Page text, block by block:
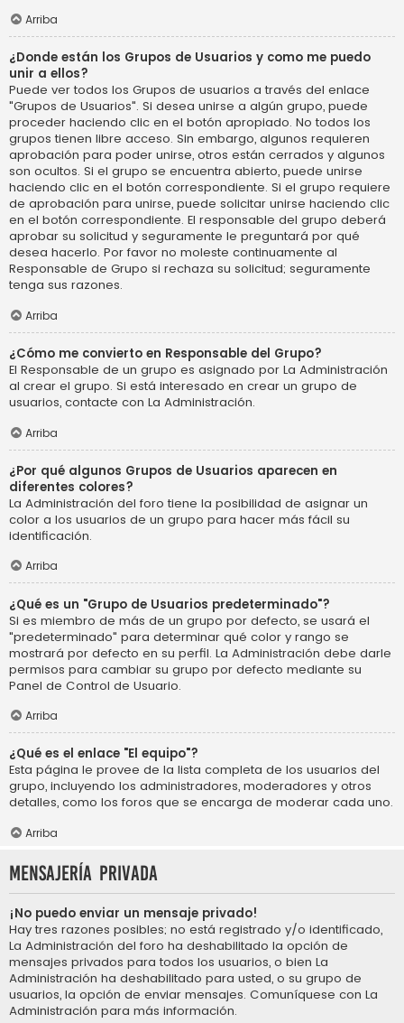
Arriba
¿Donde están los Grupos de Usuarios y como me puedo
unir a ellos?
Puede ver todos los Grupos de usuarios a través del enlace
"Grupos de Usuarios". Si desea unirse a algún grupo, puede
proceder haciendo clic en el botón apropiado. No todos los
grupos tienen libre acceso. Sin embargo, algunos requieren
aprobación para poder unirse, otros están cerrados y algunos
son ocultos. Si el grupo se encuentra abierto, puede unirse
haciendo clic en el botón correspondiente. Si el grupo requiere
de aprobación para unirse, puede solicitar unirse haciendo clic
en el botón correspondiente. El responsable del grupo deberá
aprobar su solicitud y seguramente le preguntará por qué
desea hacerlo. Por favor no moleste continuamente al
Responsable de Grupo si rechaza su solicitud; seguramente
tenga sus razones.
Arriba
¿Cómo me convierto en Responsable del Grupo?
El Responsable de un grupo es asignado por La Administración
al crear el grupo. Si está interesado en crear un grupo de
usuarios, contacte con La Administración.
Arriba
¿Por qué algunos Grupos de Usuarios aparecen en
diferentes colores?
La Administración del foro tiene la posibilidad de asignar un
color a los usuarios de un grupo para hacer más fácil su
identificación.
Arriba
¿Qué es un "Grupo de Usuarios predeterminado"?
Si es miembro de más de un grupo por defecto, se usará el
"predeterminado" para determinar qué color y rango se
mostrará por defecto en su perfil. La Administración debe darle
permisos para cambiar su grupo por defecto mediante su
Panel de Control de Usuario.
Arriba
¿Qué es el enlace "El equipo"?
Esta página le provee de la lista completa de los usuarios del
grupo, incluyendo los administradores, moderadores y otros
detalles, como los foros que se encarga de moderar cada uno.
Arriba
Mensajería privada
¡No puedo enviar un mensaje privado!
Hay tres razones posibles; no está registrado y/o identificado,
La Administración del foro ha deshabilitado la opción de
mensajes privados para todos los usuarios, o bien La
Administración ha deshabilitado para usted, o su grupo de
usuarios, la opción de enviar mensajes. Comuníquese con La
Administración para más información.